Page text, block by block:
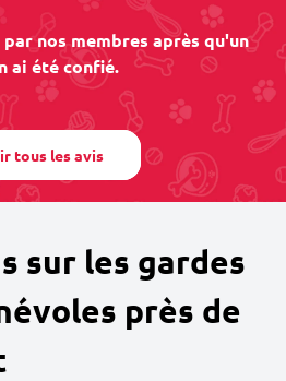
nos membres après qu'un
ai été confié.
tous les avis
sur les gardes
près de